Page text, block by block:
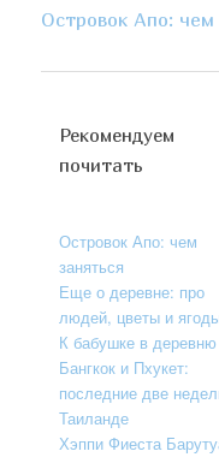
Островок Апо: чем
Рекомендуем
почитать
Островок Апо: чем
заняться
Еще о деревне: про
людей, цветы и
К бабушке в деревню
Бангкок и Пхукет:
последние две
Таиланде
Хэппи Фиеста